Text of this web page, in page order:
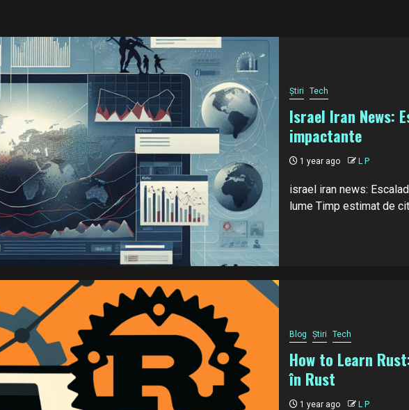
Știri Tech
Israel Iran News:
impactante
1 year ago L P
israel iran news:
lume Timp estimat de
Blog Știri Tech
How to Learn
în Rust
1 year ago L P